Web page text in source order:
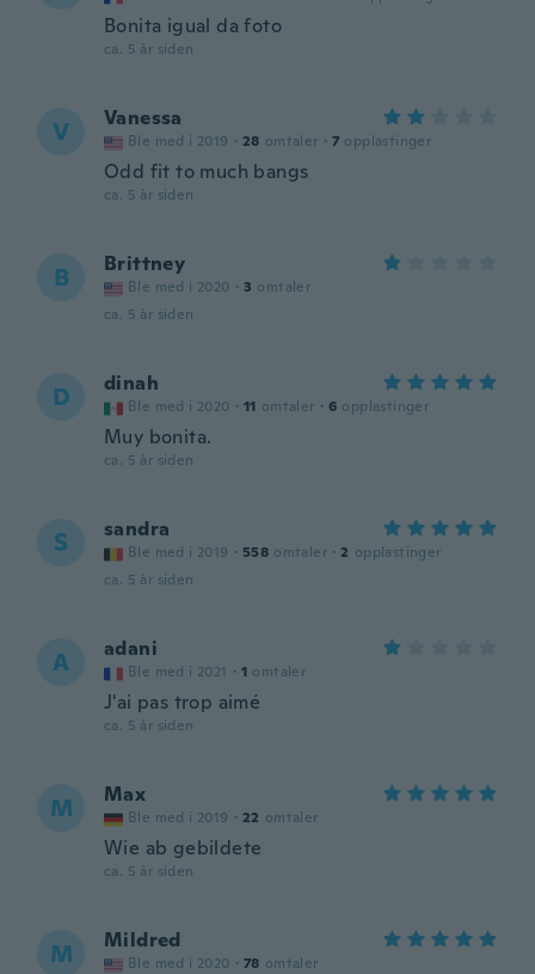
Bonita igual da foto
ca. 5 år siden
V Vanessa
Ble med i 2019 · 28 omtaler · 7 opplastinger
Odd fit to much bangs
ca. 5 år siden
B Brittney
Ble med i 2020 · 3 omtaler
ca. 5 år siden
D dinah
Ble med i 2020 · 11 omtaler · 6 opplastinger
Muy bonita.
ca. 5 år siden
S sandra
Ble med i 2019 · 558 omtaler · 2 opplastinger
ca. 5 år siden
A adani
Ble med i 2021 · 1 omtaler
J'ai pas trop aimé
ca. 5 år siden
M Max
Ble med i 2019 · 22 omtaler
Wie ab gebildete
ca. 5 år siden
M Mildred
Ble med i 2020 · 78 omtaler